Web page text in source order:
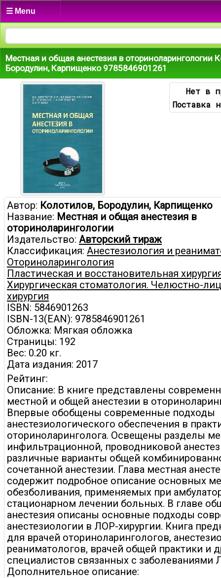
☰ Menu
Местная и общая анестезия в оториноларингологии
Бородулин, Карпищенко 9785846901261
Нет в
Поставка
Автор: Колотилов, Бородулин, Карпищенко
Название: Местная и общая анестезия в
оториноларингологии
Издательство: Авторский тираж
Классификация: Анестезиология и
Оториноларингология
Пластическая и восстановительная
Хирургическая стоматология. Челюстно-
хирургия
ISBN: 5846901263
ISBN-13(EAN): 9785846901261
Обложка: Мягкая обложка
Страницы: 192
Вес: 0.20 кг.
Дата издания: 2017
Рейтинг:
Описание: В книге представлены
местной и общей анестезии в
Впервые обобщены современные подходы
анестезиологического обеспечения в
оториноларинголога. Освещены разделы
инфильтрационной, проводниковой
различные варианты общей
сочетанной анестезии. Глава местная
содержит подробное описание основных
обезболивания, применяемых при
стационарном лечении больных. В главе
анестезия описаны основные подходы
анестезиологии в ЛОР-хирургии. Книга
для врачей оториноларингологов,
реаниматологов, врачей общей практики и
специалистов связанных с заболеваниями
Дополнительное описание: